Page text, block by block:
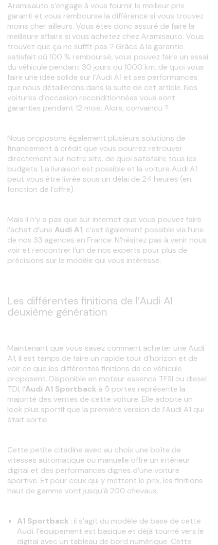
Aramisauto s’engage à vous fournir le meilleur prix
garanti et vous rembourse la différence si vous trouvez
moins cher ailleurs. Vous êtes donc assuré de faire la
meilleure affaire si vous achetez chez Aramisauto. Vous
trouvez que ça ne suffit pas ? Grâce à la garantie
satisfait où 100 % remboursé, vous pouvez faire un essai
du véhicule pendant 30 jours ou 1000 km, de quoi vous
faire une idée solide sur l’Audi A1 et ses performances
que nous détaillerons dans la suite de cet article. Nos
voitures d’occasion reconditionnées vous sont
garanties pendant 12 mois. Alors, convaincu ?
Nous proposons également plusieurs solutions de
financement à crédit que vous pourrez retrouver
directement sur notre site, de quoi satisfaire tous les
budgets. La livraison est possible et la voiture Audi A1
peut vous être livrée sous un délai de 24 heures (en
fonction de l’offre).
Mais il n’y a pas que sur internet que vous pouvez faire
l’achat d’une Audi A1, c’est également possible via l’une
de nos 33 agences en France. N’hésitez pas à venir nous
voir et rencontrer l’un de nos experts pour plus de
précisions sur le modèle qui vous intéresse.
Les différentes finitions de l’Audi A1
deuxième génération
Maintenant que vous savez comment acheter une Audi
A1, il est temps de faire un rapide tour d’horizon et de
voir ce que les différentes finitions de ce véhicule
proposent. Disponible en moteur essence TFSI ou diesel
TDI, l’Audi A1 Sportback à 5 portes représente la
majorité des ventes de cette voiture. Elle adopte un
look plus sportif que la première version de l’Audi A1 qui
était sortie.
Cette petite citadine avec au choix une boîte de
vitesses automatique ou manuelle offre un intérieur
digital et des performances dignes d’une voiture
sportive. Et pour ceux qui y mettent le prix, les finitions
haut de gamme vont jusqu’à 200 chevaux.
A1 Sportback : il s’agit du modèle de base de cette
Audi. l’équipement est basique et déjà tourné vers le
digital avec un tableau de bord numérique. Cette